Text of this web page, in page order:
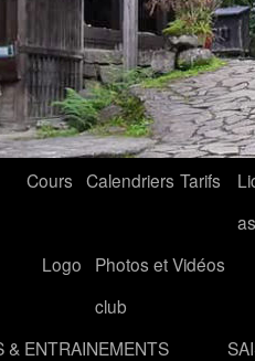
Cours Calendriers Tarifs
Logo
Photos et Vidéos
club
& ENTRAINEMENTS